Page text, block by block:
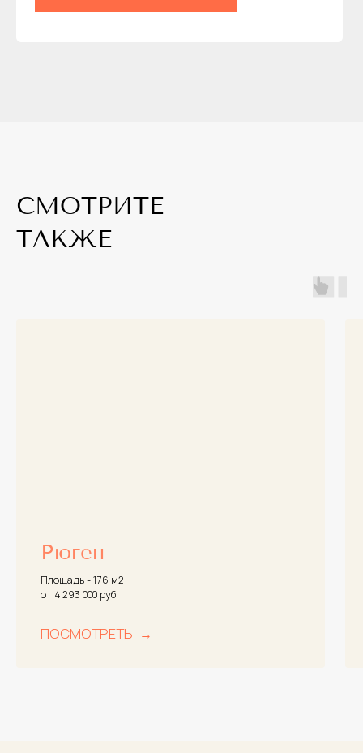
СМОТРИТЕ
ТАКЖЕ
Рюген
Площадь - 176 м2
от 4 293 000 руб
ПОСМОТРЕТЬ